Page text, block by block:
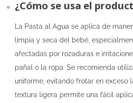
¿Cómo se usa el
La Pasta al Agua se aplica de
limpia y seca del bebé,
afectadas por rozaduras e
pañal o la ropa. Se recomienda
uniforme, evitando frotar en exceso
textura ligera permite una fácil